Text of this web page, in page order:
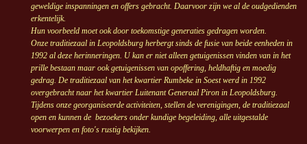
geweldige inspanningen en offers gebracht. Daarvoor zijn we al de oudgedienden
erkentelijk.
Hun voorbeeld moet ook door toekomstige generaties gedragen worden.
Onze traditiezaal in Leopoldsburg herbergt sinds de fusie van beide eenheden in
1992 al deze herinneringen. U kan er niet alleen getuigenissen vinden van in het
prille bestaan maar ook getuigenissen van opoffering, heldhaftig en moedig
gedrag. De traditiezaal van het kwartier Rumbeke in Soest werd in 1992
overgebracht naar het kwartier Luitenant Generaal Piron in Leopoldsburg.
Tijdens onze georganiseerde activiteiten, stellen de verenigingen, de traditiezaal
open en kunnen de bezoekers onder kundige begeleiding, alle uitgestalde
voorwerpen en foto's rustig bekijken.